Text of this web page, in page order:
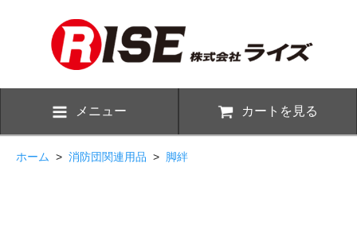
メニュー カートを見る
ホーム > 消防団関連用品 > 脚絆